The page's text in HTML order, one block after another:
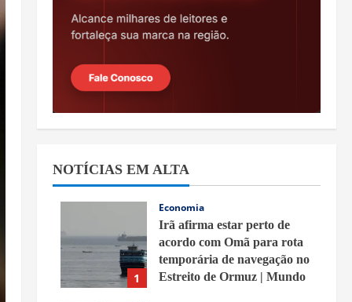
NOTÍCIAS EM ALTA
1
Economia
Irã afirma estar perto de
acordo com Omã para rota
temporária de navegação no
Estreito de Ormuz | Mundo